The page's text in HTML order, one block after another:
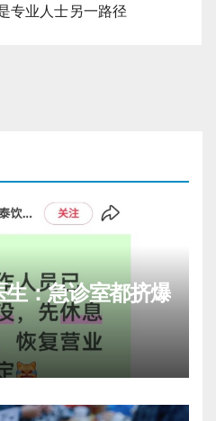
专业人士另一路径
：急诊室都挤爆